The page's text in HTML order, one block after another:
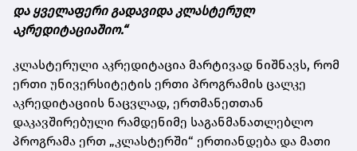
და ყველაფერი გადავიდა კლასტერულ
აკრედიტაციაშიო.“
კლასტერული აკრედიტაცია მარტივად ნიშნავს, რომ
ერთი უნივერსიტეტის ერთი პროგრამის ცალკე
აკრედიტაციის ნაცვლად, ერთმანეთთან
დაკავშირებული რამდენიმე საგანმანათლებლო
პროგრამა ერთ „კლასტერში“ ერთიანდება და მათი